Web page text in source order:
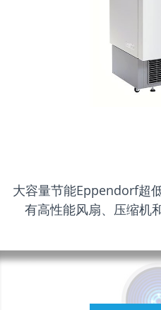
大容量节能Eppendorf超
有高性能风扇、压缩机